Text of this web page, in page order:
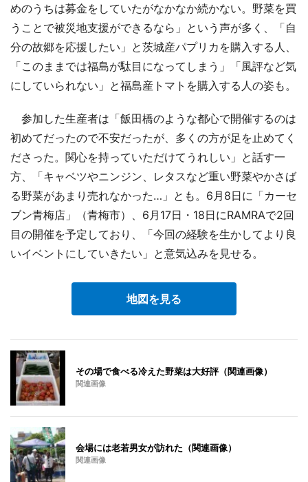
めのうちは募金をしていたがなかなか続かない。野菜を買
うことで被災地支援ができるなら」という声が多く、「自
分の故郷を応援したい」と茨城産パプリカを購入する人、
「このままでは福島が駄目になってしまう」「風評など気
にしていられない」と福島産トマトを購入する人の姿も。
参加した生産者は「飯田橋のような都心で開催するのは
初めてだったので不安だったが、多くの方が足を止めてく
ださった。関心を持っていただけてうれしい」と話す一
方、「キャベツやニンジン、レタスなど重い野菜やかさば
る野菜があまり売れなかった…」とも。6月8日に「カーセ
ブン青梅店」（青梅市）、6月17日・18日にRAMRAで2回
目の開催を予定しており、「今回の経験を生かしてより良
いイベントにしていきたい」と意気込みを見せる。
地図を見る
その場で食べる冷えた野菜は大好評（関連画像）
関連画像
会場には老若男女が訪れた（関連画像）
関連画像